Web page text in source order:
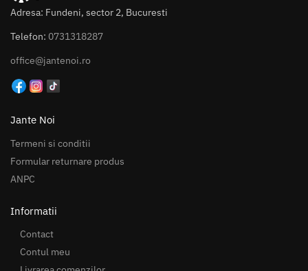
Adresa: Fundeni, sector 2, Bucuresti
Telefon: 0731318287
office@jantenoi.ro
Jante Noi
Termeni si conditii
Formular returnare produs
ANPC
Informatii
Contact
Contul meu